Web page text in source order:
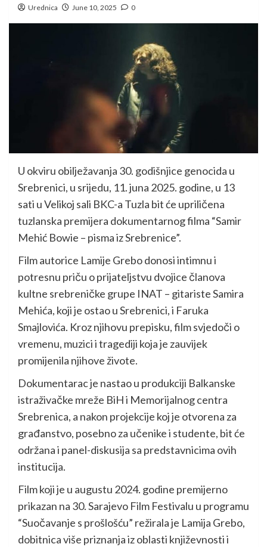
Urednica June 10, 2025 0
U okviru obilježavanja 30. godišnjice genocida u
Srebrenici, u srijedu, 11. juna 2025. godine, u 13
sati u Velikoj sali BKC-a Tuzla bit će upriličena
tuzlanska premijera dokumentarnog filma “Samir
Mehić Bowie – pisma iz Srebrenice”.
Film autorice Lamije Grebo donosi intimnu i
potresnu priču o prijateljstvu dvojice članova
kultne srebreničke grupe INAT – gitariste Samira
Mehića, koji je ostao u Srebrenici, i Faruka
Smajlovića. Kroz njihovu prepisku, film svjedoči o
vremenu, muzici i tragediji koja je zauvijek
promijenila njihove živote.
Dokumentarac je nastao u produkciji Balkanske
istraživačke mreže BiH i Memorijalnog centra
Srebrenica, a nakon projekcije koj je otvorena za
građanstvo, posebno za učenike i studente, bit će
održana i panel-diskusija sa predstavnicima ovih
institucija.
Film koji je u augustu 2024. godine premijerno
prikazan na 30. Sarajevo Film Festivalu u programu
“Suočavanje s prošlošću” režirala je Lamija Grebo,
dobitnica više priznanja iz oblasti književnosti i